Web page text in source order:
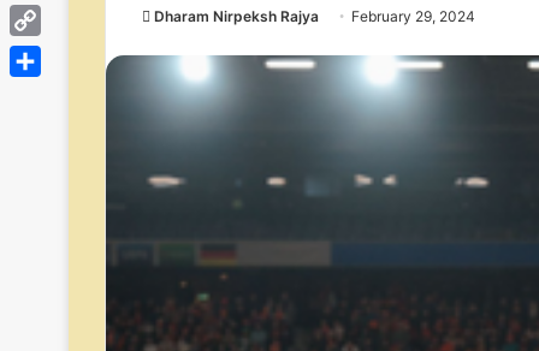
Dharam Nirpeksh Rajya February 29, 2024
Twitter
Copy
Link